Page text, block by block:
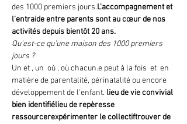
des 1000 premiers jours.L’accompagnement et
l’entraide entre parents sont au cœur de nos
activités depuis bientôt 20 ans.
Qu’est-ce qu’une maison des 1000 premiers
jours ?
Un et , un où , où chacun.e peut à la fois et en
matière de parentalité, périnatalité ou encore
développement de l'enfant. lieu de vie convivial
bien identifiélieu de repèresse
ressourcerexpérimenter le collectiftrouver de